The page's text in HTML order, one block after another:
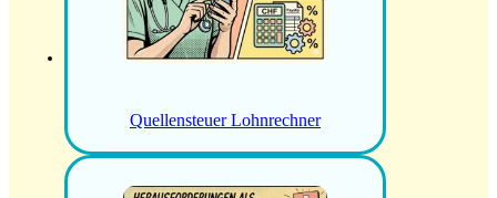
Quellensteuer Lohnrechner